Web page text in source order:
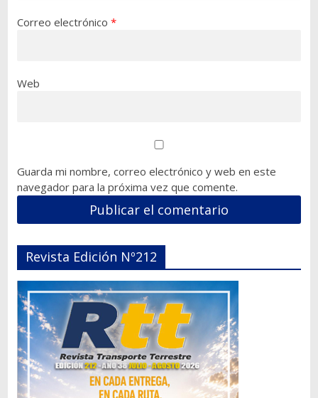
Correo electrónico *
Web
Guarda mi nombre, correo electrónico y web en este
navegador para la próxima vez que comente.
Revista Edición Nº212